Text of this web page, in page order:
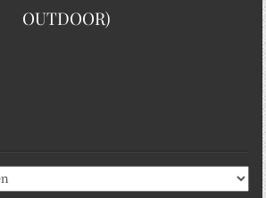
OUTDOOR)